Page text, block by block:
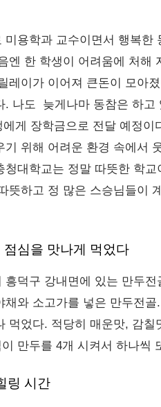
미용학과 교수이면서 행복
엔 한 학생이 어려움에 처해
레이가 이어져 큰돈이 모아
. 나도 늦게나마 동참은 하
게 장학금으로 전달 예정
기 위해 어려운 환경 속에서
청대학교는 정말 따뜻한 학
뜻하고 정 많은 스승님들이
심을 맛나게 먹었다
흥덕구 강내면에 있는 만두
채와 소고가를 넣은 만두전
먹었다. 적당히 매운맛, 감
만두를 4개 시켜서 하나씩
링 시간